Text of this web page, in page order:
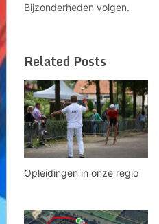
Bijzonderheden volgen.
Related Posts
Opleidingen in onze regio